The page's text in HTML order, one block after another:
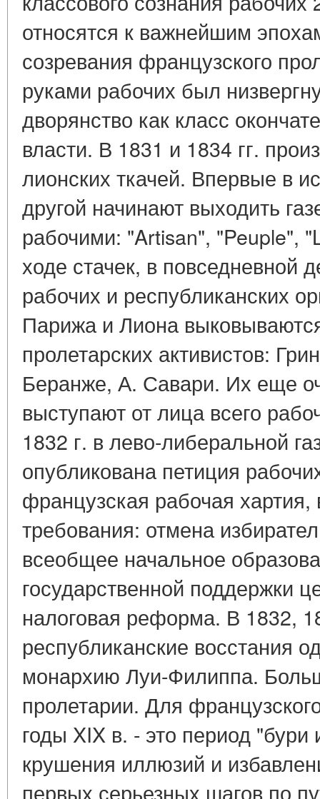
относятся к важнейшим
созревания французского
руками рабочих был
дворянство как класс
власти. В 1831 и 1834 гг.
лионских ткачей. Впервые в
другой начинают выходить
рабочими: "Artisan", "Peuple",
ходе стачек, в повседневной
рабочих и республиканских
Парижа и Лиона
пролетарских активистов:
Беранже, А. Савари. Их еще
выступают от лица всего
1832 г. в лево-либеральной
опубликована петиция
французская рабочая
требования: отмена
всеобщее начальное
государственной поддержки
налоговая реформа. В 1832,
республиканские восстания
монархию Луи-Филиппа.
пролетарии. Для
годы XIX в. - это период "бури
крушения иллюзий и
первых серьезных шагов по